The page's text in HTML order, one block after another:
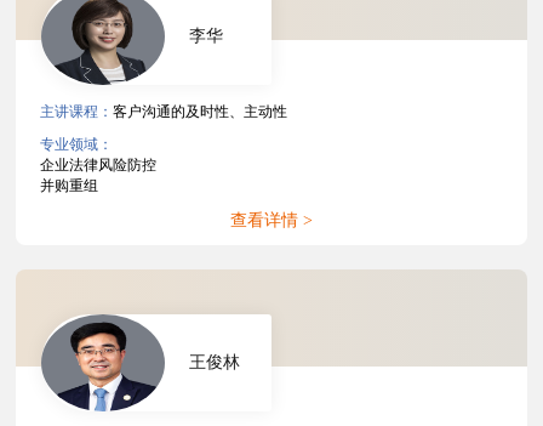
主讲课程：客户沟通的及时性、主动性
专业领域：
企业法律风险防控
并购重组
查看详情 >
李华
王俊林